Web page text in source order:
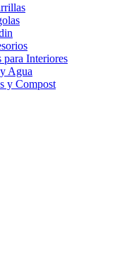
para Interiores
Agua
y Compost